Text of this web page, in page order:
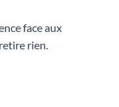
face aux
rien.